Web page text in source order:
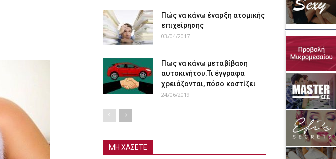
Πώς να κάνω έναρξη ατομικής
επιχείρησης
03/04/2017
Πως να κάνω μεταβίβαση
αυτοκινήτου.Τι έγγραφα
χρειάζονται, πόσο κοστίζει
24/06/2019
ΜΗ ΧΑΣΕΤΕ